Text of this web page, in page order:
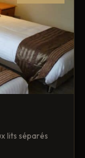
lits séparés